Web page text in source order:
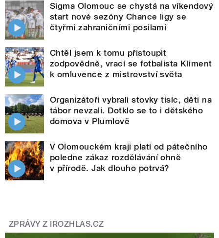
Sigma Olomouc se chystá na víkendový
start nové sezóny Chance ligy se
čtyřmi zahraničními posilami
Chtěl jsem k tomu přistoupit
zodpovědně, vrací se fotbalista Kliment
k omluvence z mistrovství světa
Organizátoři vybrali stovky tisíc, děti na
tábor nevzali. Dotklo se to i dětského
domova v Plumlově
V Olomouckém kraji platí od pátečního
poledne zákaz rozdělávání ohně
v přírodě. Jak dlouho potrvá?
ZPRÁVY Z IROZHLAS.CZ